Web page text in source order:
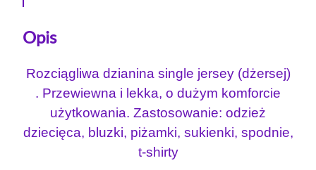
Opis
Rozciągliwa dzianina single jersey (dżersej)
. Przewiewna i lekka, o dużym komforcie
użytkowania. Zastosowanie: odzież
dziecięca, bluzki, piżamki, sukienki, spodnie,
t-shirty